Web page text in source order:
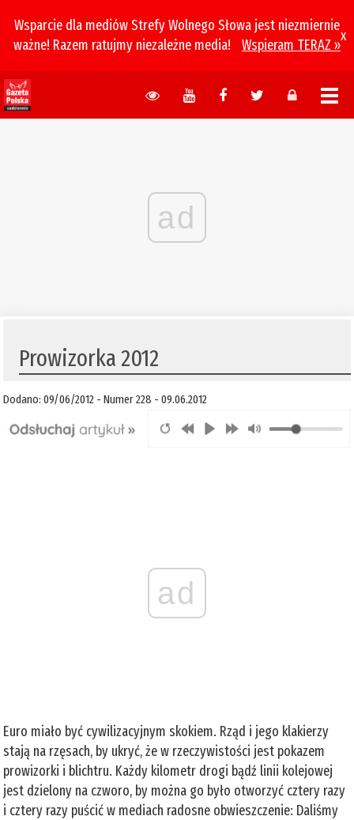
Wsparcie dla mediów Strefy Wolnego Słowa jest niezmiernie
ważne! Razem ratujmy niezależne media!
Wspieram TERAZ »
x
ad
Prowizorka 2012
Dodano: 09/06/2012 - Numer 228 - 09.06.2012
ad
Euro miało być cywilizacyjnym skokiem. Rząd i jego klakierzy
stają na rzęsach, by ukryć, że w rzeczywistości jest pokazem
prowizorki i blichtru. Każdy kilometr drogi bądź linii kolejowej
jest dzielony na czworo, by można go było otworzyć cztery razy
i cztery razy puścić w mediach radosne obwieszczenie: Daliśmy